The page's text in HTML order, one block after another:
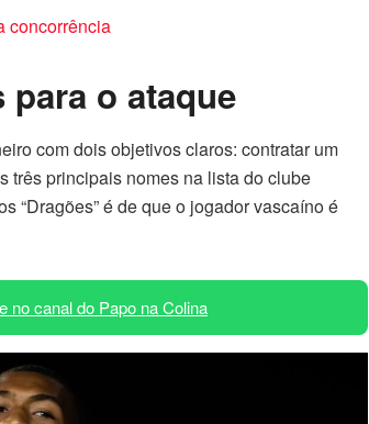
concorrência
o ataque
com dois objetivos claros: contratar um
três principais nomes na lista do clube
“Dragões” é de que o jogador vascaíno é
no canal do Papo na Colina